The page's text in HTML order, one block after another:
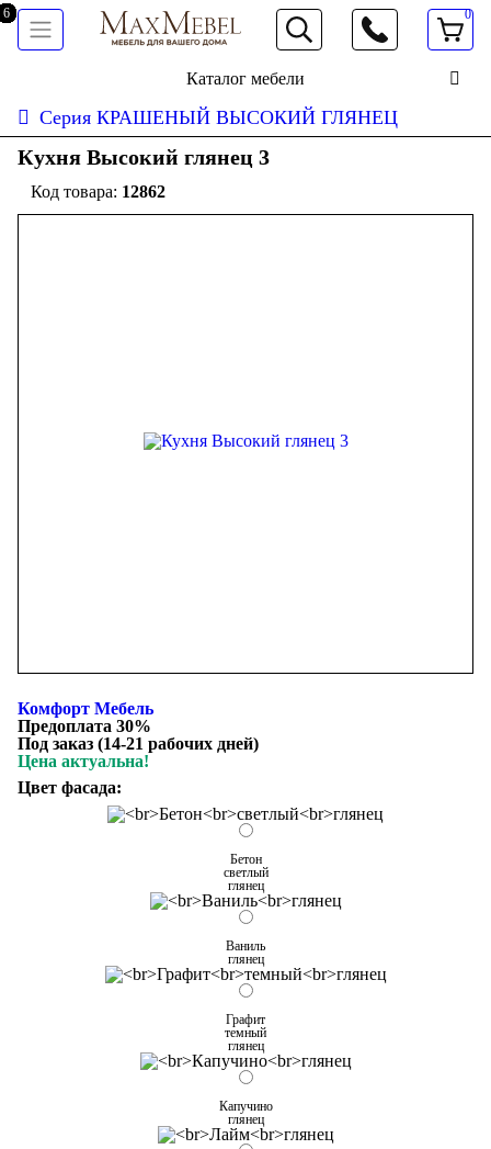
066 472 19 61
0
Каталог мебели
Серия КРАШЕНЫЙ ВЫСОКИЙ ГЛЯНЕЦ
Кухня Высокий глянец 3
12862
Комфорт Мебель
Предоплата 30%
Под заказ (14-21 рабочих дней)
Цена актуальна!
Цвет фасада:
Бетон
светлый
глянец
Ваниль
глянец
Графит
темный
глянец
Капучино
глянец